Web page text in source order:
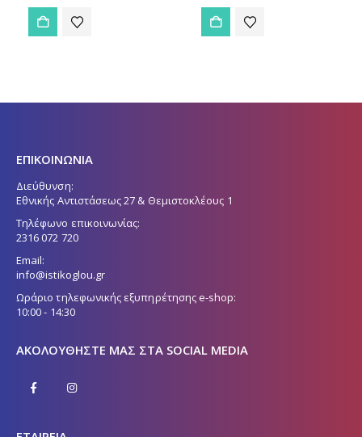
ΕΠΙΚΟΙΝΩΝΙΑ
Διεύθυνση:
Εθνικής Αντιστάσεως 27 & Θεμιστοκλέους 1
Τηλέφωνο επικοινωνίας:
2316 072 720
Email:
info@istikoglou.gr
Ωράριο τηλεφωνικής εξυπηρέτησης e-shop:
10:00 - 14:30
ΑΚΟΛΟΥΘΉΣΤΕ ΜΑΣ ΣΤΑ SOCIAL MEDIA